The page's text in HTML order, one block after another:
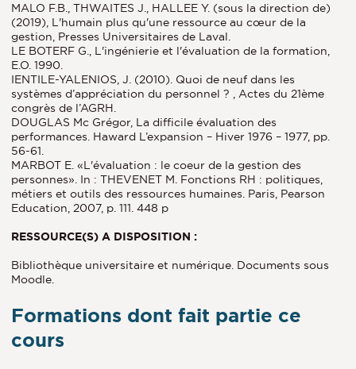
MALO F.B., THWAITES J., HALLEE Y. (sous la direction de)
(2019), L'humain plus qu'une ressource au cœur de la
gestion, Presses Universitaires de Laval.
LE BOTERF G., L'ingénierie et l'évaluation de la formation,
E.O. 1990.
IENTILE-YALENIOS, J. (2010). Quoi de neuf dans les
systèmes d’appréciation du personnel ? , Actes du 21ème
congrès de l’AGRH.
DOUGLAS Mc Grégor, La difficile évaluation des
performances. Haward L’expansion – Hiver 1976 – 1977, pp.
56-61.
MARBOT E. «L'évaluation : le coeur de la gestion des
personnes». In : THEVENET M. Fonctions RH : politiques,
métiers et outils des ressources humaines. Paris, Pearson
Education, 2007, p. 111. 448 p
RESSOURCE(S) A DISPOSITION :
Bibliothèque universitaire et numérique. Documents sous
Moodle.
Formations dont fait partie ce
cours